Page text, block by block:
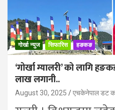
गोर्खा न्युज सिफारिस हङकङ
‘गोर्खा ग्यालरी’ को लागि
लाख लगानी..
August 30, 2025 एचकेनेपाल डट